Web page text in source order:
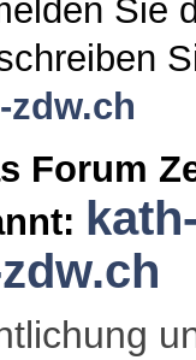
Sie
zdw.ch
Forum